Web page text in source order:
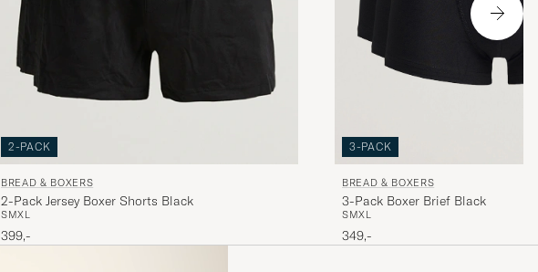
2-PACK
BREAD & BOXERS
2-Pack Jersey Boxer Shorts Black
SMXL
399,-
3-PACK
BREAD & BOXERS
3-Pack Boxer Brief Black
SMXL
349,-